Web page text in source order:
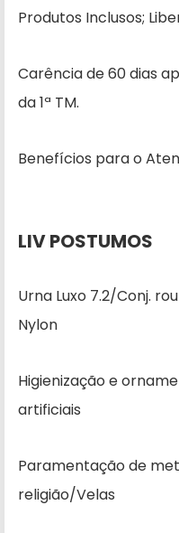
Produtos Inclusos;
Carência de 60 dias
da 1ª TM.
Benefícios para o
LIV POSTUMOS
Urna Luxo 7.2/Conj.
Nylon
Higienização e
artificiais
Paramentação de
religião/Velas